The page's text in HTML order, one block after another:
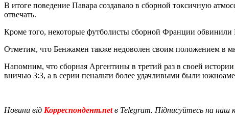
В итоге поведение Павара создавало в сборной токсичную
отвечать.
Кроме того, некоторые футболисты сборной Франции обвинили
Отметим, что Бенжамен также недоволен своим положением в
Напомним, что сборная Аргентины в третий раз в своей истории
вничью 3:3, а в серии пенальти более удачливыми были
Новини від Корреспондент.netв Telegram. Підписуйтесь на наш